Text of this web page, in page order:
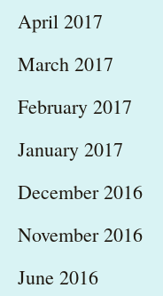
April 2017
March 2017
February 2017
January 2017
December 2016
November 2016
June 2016